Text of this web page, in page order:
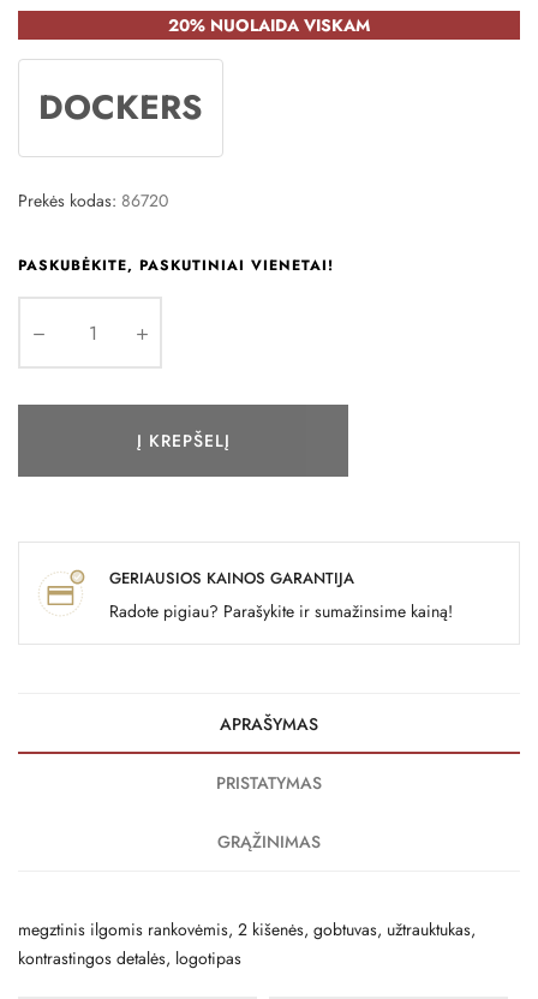
20% NUOLAIDA VISKAM
DOCKERS
Prekės kodas: 86720
PASKUBĖKITE, PASKUTINIAI VIENETAI!
Į KREPŠELĮ
GERIAUSIOS KAINOS GARANTIJA
Radote pigiau? Parašykite ir sumažinsime kainą!
APRAŠYMAS
PRISTATYMAS
GRĄŽINIMAS
megztinis ilgomis rankovėmis, 2 kišenės, gobtuvas, užtrauktukas,
kontrastingos detalės, logotipas